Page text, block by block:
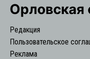
Редакция
Пользовательское
Реклама